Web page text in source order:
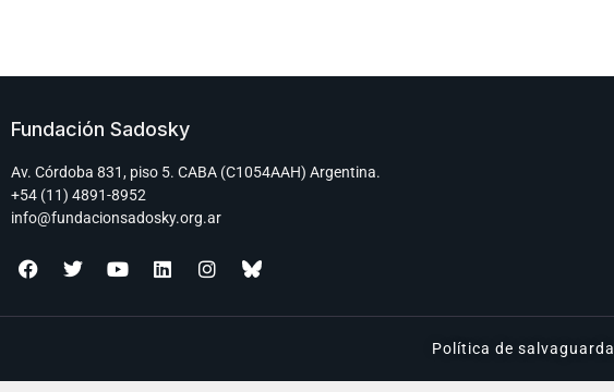
Fundación Sadosky
Av. Córdoba 831, piso 5. CABA (C1054AAH) Argentina.
+54 (11) 4891-8952
info@fundacionsadosky.org.ar
Política de salvaguarda